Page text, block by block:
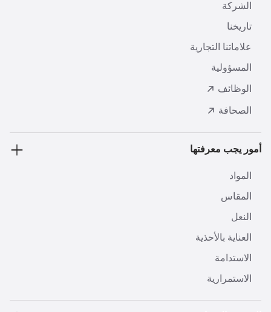
الشركة
تاريخنا
علاماتنا التجارية
المسؤولية
الوظائف
الصحافة
أمور يجب معرفتها
المواد
المقاس
النعل
العناية بالأحذية
الاستدامة
الاستمرارية